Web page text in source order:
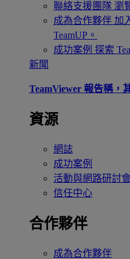
聯絡支援團隊 瀏
成為合作夥伴 加
TeamUP。
成功案例 探索
新聞
TeamViewer 報告稱，
資源
網誌
成功案例
活動與網路研討
信任中心
合作夥伴
成為合作夥伴